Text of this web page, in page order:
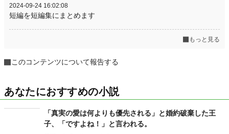
2024-09-24 16:02:08
短編を短編集にまとめます
もっと見る
このコンテンツについて報告する
あなたにおすすめの小説
「真実の愛は何よりも優先される」と婚約破棄した王
子、「ですよね！」と言われる。